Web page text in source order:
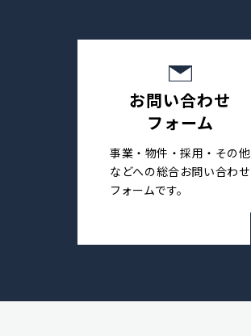
お問い合わせ
フォーム
事業・物件・採用・その他
などへの総合お問い合わせ
フォームです。